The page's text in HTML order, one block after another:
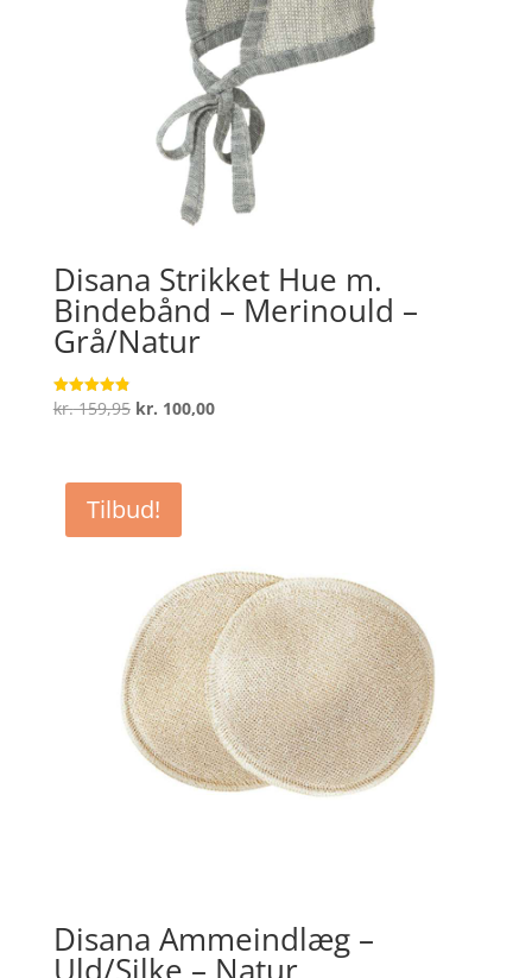
Disana Strikket Hue m.
Bindebånd – Merinould –
Grå/Natur
Vurderet
4.9
kr.159,95 Den
var:
kr. 159,95.
kr. 100,00Den
Tilbud!
Disana Ammeindlæg –
Uld/Silke – Natur